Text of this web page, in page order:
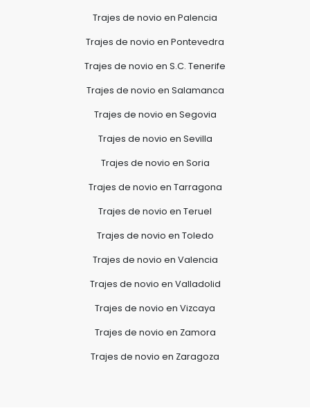
Trajes de novio en Palencia
Trajes de novio en Pontevedra
Trajes de novio en S.C. Tenerife
Trajes de novio en Salamanca
Trajes de novio en Segovia
Trajes de novio en Sevilla
Trajes de novio en Soria
Trajes de novio en Tarragona
Trajes de novio en Teruel
Trajes de novio en Toledo
Trajes de novio en Valencia
Trajes de novio en Valladolid
Trajes de novio en Vizcaya
Trajes de novio en Zamora
Trajes de novio en Zaragoza